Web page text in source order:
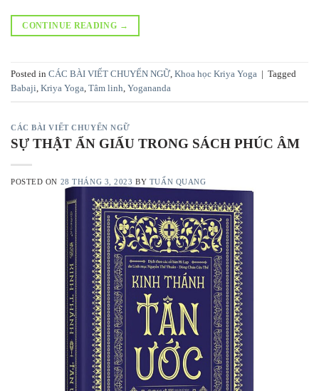
CONTINUE READING →
Posted in CÁC BÀI VIẾT CHUYỂN NGỮ, Khoa học Kriya Yoga
Tagged
Babaji, Kriya Yoga, Tâm linh, Yogananda
CÁC BÀI VIẾT CHUYỂN NGỮ
SỰ THẬT ẨN GIẤU TRONG SÁCH PHÚC ÂM
POSTED ON 28 THÁNG 3, 2023 BY TUẤN QUANG